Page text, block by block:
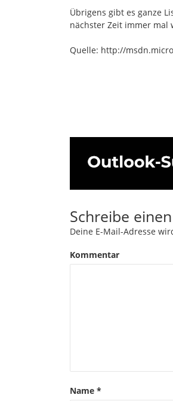
Übrigens gibt es ganze
nächster Zeit immer mal
Quelle: http://
Schreibe
Deine E-Mail-Adresse
Kommentar
Name *